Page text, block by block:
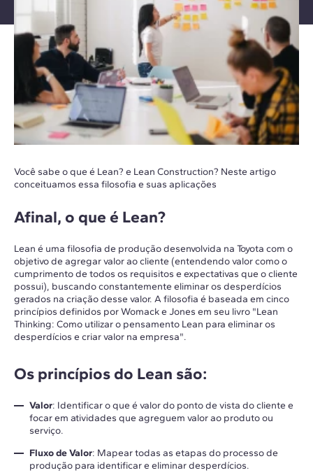
Você sabe o que é Lean? e Lean Construction? Neste artigo
conceituamos essa filosofia e suas aplicações
Afinal, o que é Lean?
Lean é uma filosofia de produção desenvolvida na Toyota com o
objetivo de agregar valor ao cliente (entendendo valor como o
cumprimento de todos os requisitos e expectativas que o cliente
possui), buscando constantemente eliminar os desperdícios
gerados na criação desse valor. A filosofia é baseada em cinco
princípios definidos por Womack e Jones em seu livro "Lean
Thinking: Como utilizar o pensamento Lean para eliminar os
desperdícios e criar valor na empresa".
Os princípios do Lean são:
Valor: Identificar o que é valor do ponto de vista do cliente e
focar em atividades que agreguem valor ao produto ou
serviço.
Fluxo de Valor: Mapear todas as etapas do processo de
produção para identificar e eliminar desperdícios.